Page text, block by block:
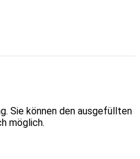
Sie können den ausgefüllten
möglich.